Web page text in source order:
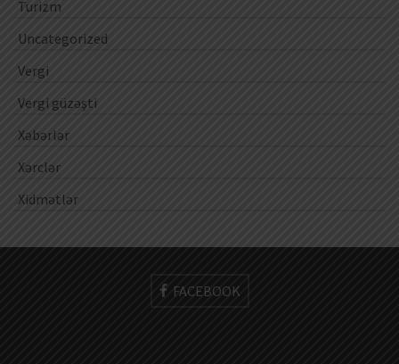
Turizm
Uncategorized
Vergi
Vergi güzəşti
Xəbərlər
Xərclər
Xidmətlər
FACEBOOK